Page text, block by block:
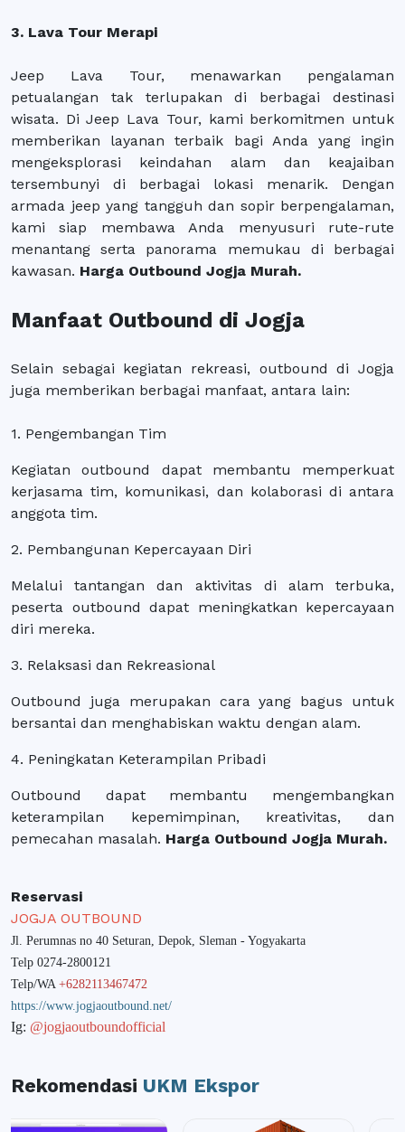
3. Lava Tour Merapi
Jeep Lava Tour, menawarkan pengalaman
petualangan tak terlupakan di berbagai destinasi
wisata. Di Jeep Lava Tour, kami berkomitmen untuk
memberikan layanan terbaik bagi Anda yang ingin
mengeksplorasi keindahan alam dan keajaiban
tersembunyi di berbagai lokasi menarik. Dengan
armada jeep yang tangguh dan sopir berpengalaman,
kami siap membawa Anda menyusuri rute-rute
menantang serta panorama memukau di berbagai
kawasan. Harga Outbound Jogja Murah.
Manfaat Outbound di Jogja
Selain sebagai kegiatan rekreasi, outbound di Jogja
juga memberikan berbagai manfaat, antara lain:
1. Pengembangan Tim
Kegiatan outbound dapat membantu memperkuat
kerjasama tim, komunikasi, dan kolaborasi di antara
anggota tim.
2. Pembangunan Kepercayaan Diri
Melalui tantangan dan aktivitas di alam terbuka,
peserta outbound dapat meningkatkan kepercayaan
diri mereka.
3. Relaksasi dan Rekreasional
Outbound juga merupakan cara yang bagus untuk
bersantai dan menghabiskan waktu dengan alam.
4. Peningkatan Keterampilan Pribadi
Outbound dapat membantu mengembangkan
keterampilan kepemimpinan, kreativitas, dan
pemecahan masalah. Harga Outbound Jogja Murah.
Reservasi
JOGJA OUTBOUND
Jl. Perumnas no 40 Seturan, Depok, Sleman - Yogyakarta
Telp 0274-2800121
Telp/WA +6282113467472
https://www.jogjaoutbound.net/
Ig: @jogjaoutboundofficial
Rekomendasi UKM Ekspor